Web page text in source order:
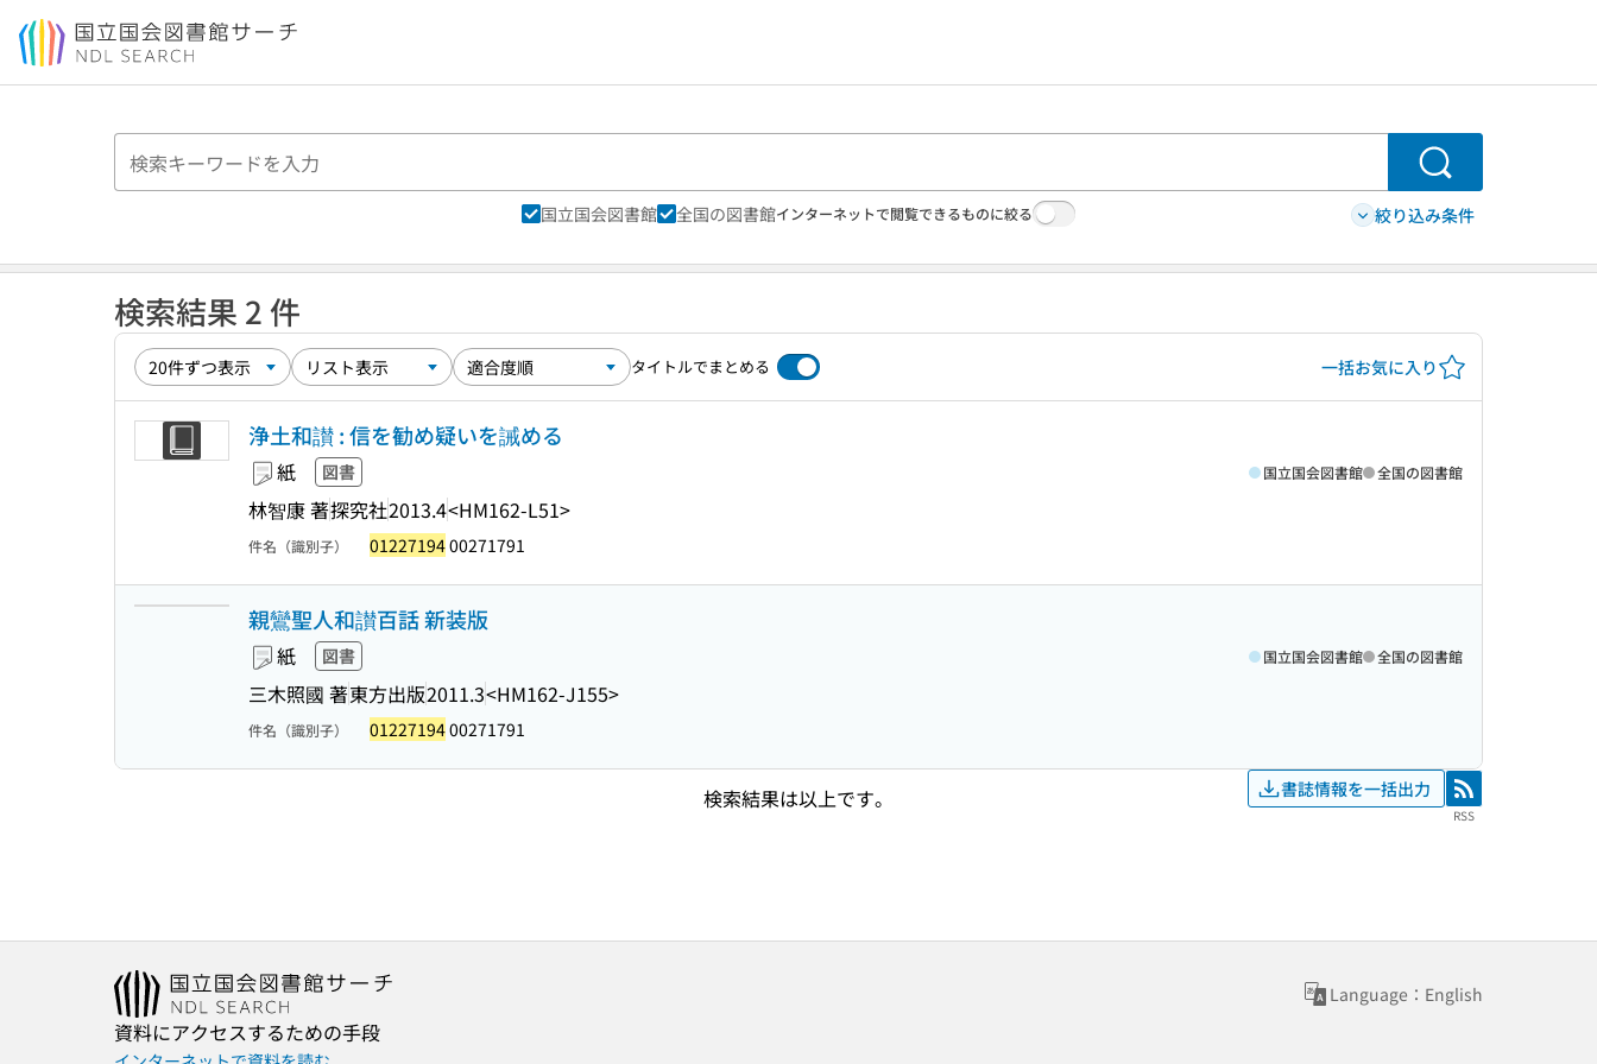
本文へ移動
検索
国立国会図書館 全国の図書館インターネットで閲覧できるものに絞る 絞り込み条件
検索結果 2 件
タイトルでまとめる 一括お気に入り
浄土和讃 : 信を勧め疑いを誡める
紙 図書
林智康 著探究社2013.4<HM162-L51>
国立国会図書館 全国の図書館
件名（識別子） 0122719400271791
親鸞聖人和讃百話 新装版
紙 図書
三木照國 著東方出版2011.3<HM162-J155>
国立国会図書館 全国の図書館
件名（識別子） 0122719400271791
検索結果は以上です。 書誌情報を一括出力 RSS
RSS
Language：English
資料にアクセスするための手段